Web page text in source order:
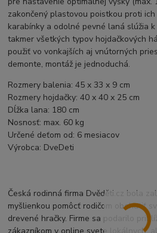
zakončený plastovou poistkou proti
karabínky a odolné pevné laná slúžia
takmer všetkých typov hojdačkových
použiť vo vonkajších aj vnútorných
demonte, montáž je jednoduchá.
Rozmery balenia: 45 x 33 x 9 cm
Rozmery hojdačky: 40 x 40 x 25 cm
Dĺžka lana: 180 cm
Nosnosť: max. 60 kg
Určené deťom od: 6 mesiacov
Výrobca: DveDeti
Česká rodinná firma Dvěděti.cz bola
myšlienkou pomôcť rodičom obohatiť
drevené hračky. Firme sa podarilo